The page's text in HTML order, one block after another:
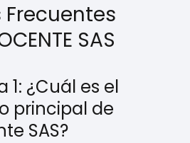
SAS
1: ¿Cuál es el
principal de
SAS?